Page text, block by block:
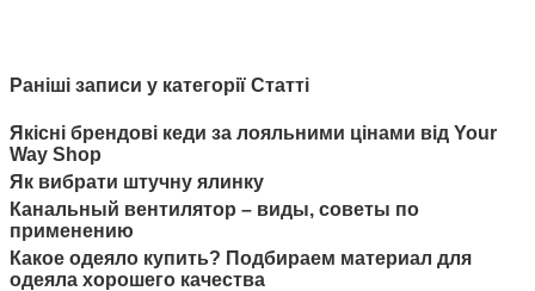
Раніші записи у категорії Статті
Якісні брендові кеди за лояльними цінами від Your
Way Shop
Як вибрати штучну ялинку
Канальный вентилятор – виды, советы по
применению
Какое одеяло купить? Подбираем материал для
одеяла хорошего качества